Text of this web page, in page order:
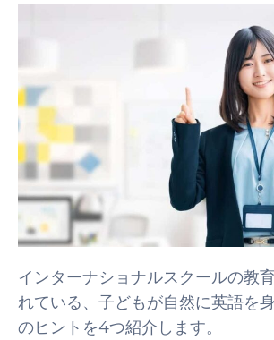
インターナショナルスクールの教
れている、子どもが自然に英語を
のヒントを4つ紹介します。